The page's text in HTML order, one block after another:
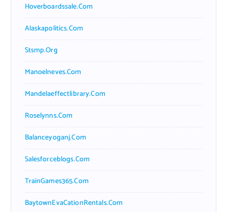
Hoverboardssale.com
Alaskapolitics.com
Stsmp.org
Manoelneves.com
Mandelaeffectlibrary.com
Roselynns.com
Balanceyoganj.com
Salesforceblogs.com
TrainGames365.com
BaytownEvaCationRentals.com